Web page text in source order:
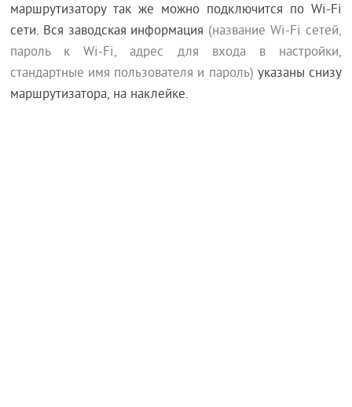
маршрутизатору так же можно подключится по Wi-Fi
сети. Вся заводская информация (название Wi-Fi сетей,
пароль к Wi-Fi, адрес для входа в настройки,
стандартные имя пользователя и пароль) указаны снизу
маршрутизатора, на наклейке.